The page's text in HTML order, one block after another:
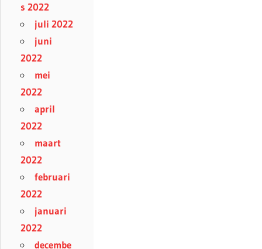
s 2022
juli 2022
juni
2022
mei
2022
april
2022
maart
2022
februari
2022
januari
2022
decembe